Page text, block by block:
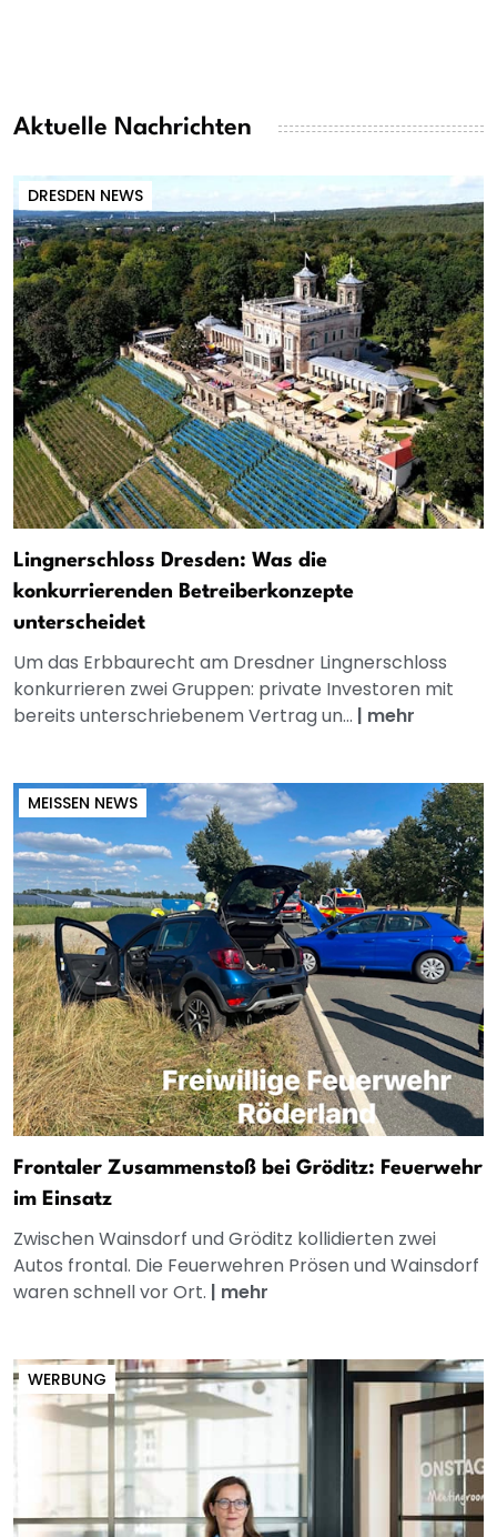
Aktuelle Nachrichten
DRESDEN NEWS
Lingnerschloss Dresden: Was die
konkurrierenden Betreiberkonzepte
unterscheidet
Um das Erbbaurecht am Dresdner Lingnerschloss
konkurrieren zwei Gruppen: private Investoren mit
bereits unterschriebenem Vertrag un... | mehr
MEISSEN NEWS
Frontaler Zusammenstoß bei Gröditz: Feuerwehr
im Einsatz
Zwischen Wainsdorf und Gröditz kollidierten zwei
Autos frontal. Die Feuerwehren Prösen und Wainsdorf
waren schnell vor Ort. | mehr
WERBUNG